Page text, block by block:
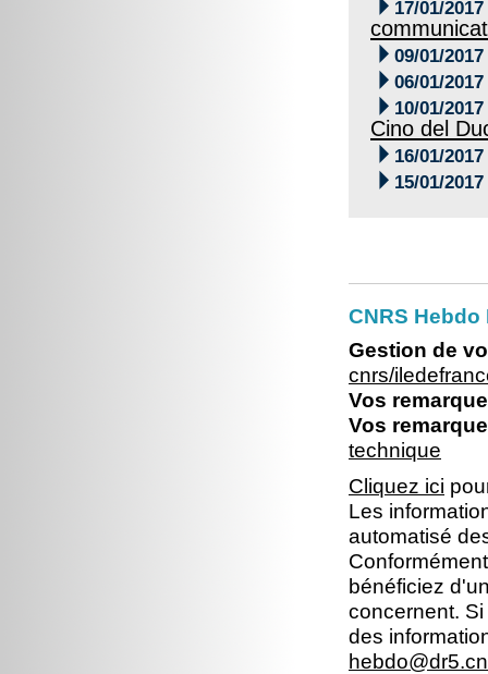
 17/01/2017
 09/01/2017
 06/01/2017
 10/01/2017
Cino del
 16/01/2017
 15/01/2017
CNRS
Gestion de
cnrs/
Vos
Vos
technique
Cliquez ici
Les
automatisé
bénéficiez
concernent.
des